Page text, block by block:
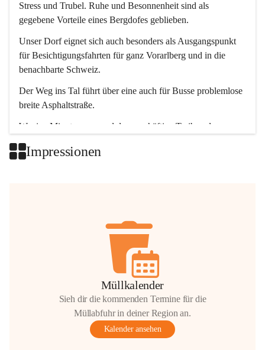
Stress und Trubel. Ruhe und Besonnenheit sind als
gegebene Vorteile eines Bergdofes geblieben.
Unser Dorf eignet sich auch besonders als Ausgangspunkt
für Besichtigungsfahrten für ganz Vorarlberg und in die
benachbarte Schweiz.
Der Weg ins Tal führt über eine auch für Busse problemlose
breite Asphaltstraße.
Wenige Minuten nur, und das geschäftige Treiben der
Impressionen
Müllkalender
Sieh dir die kommenden Termine für die
Müllabfuhr in deiner Region an.
Kalender ansehen